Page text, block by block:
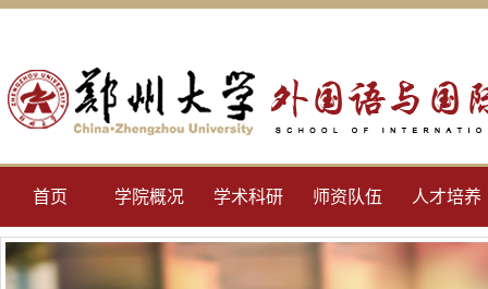
首页 学院概况 学术科研 师资队伍 人才培养